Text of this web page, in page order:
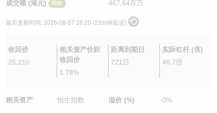
成交额 (港元) 即时 467.64百万
最后更新时间: 2026-08-07 16:20 (15分钟延迟)
收回价
25,210
相关资产价距
收回价
1.78%
距离到期日
721日
实际杠杆 (倍)
46.7倍
相关资产 恒生指数 溢价 (%) -0%
认股证文件及公告
牛熊证分析仪
牛熊证文件及公告
AH 股价对照